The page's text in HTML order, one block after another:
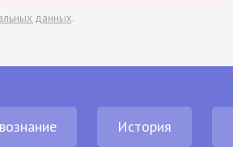
данных.
История